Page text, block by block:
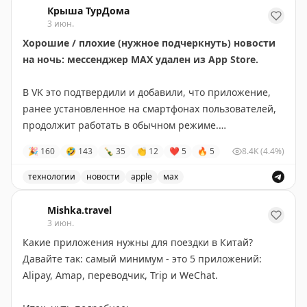
Крыша ТурДома
3 июн.
Хорошие / плохие (нужное подчеркнуть) новости
на ночь: мессенджер МАХ удален из App Store.
В VK это подтвердили и добавили, что приложение,
ранее установленное на смартфонах пользователей,
продолжит работать в обычном режиме.
Команда МАХ запросила у Apple разъяснения и
работает над решением проблемы.
Все новости по-прежнему в
🎉 160 🤣 143 🍾 35 👏 12 ❤ 5 🔥 5 8.4K(4.4%)
технологии новости apple мах
Mishka.travel
3 июн.
Какие приложения нужны для поездки в Китай?
Давайте так: самый минимум - это 5 приложений:
Alipay, Amap, переводчик, Trip и WeChat.